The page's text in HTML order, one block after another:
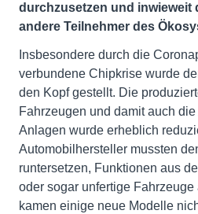
durchzusetzen und inwieweit
andere Teilnehmer des
Insbesondere durch die
verbundene Chipkrise wurde
den Kopf gestellt. Die
Fahrzeugen und damit auch
Anlagen wurde erheblich
Automobilhersteller mussten
runtersetzen, Funktionen aus
oder sogar unfertige
kamen einige neue Modelle